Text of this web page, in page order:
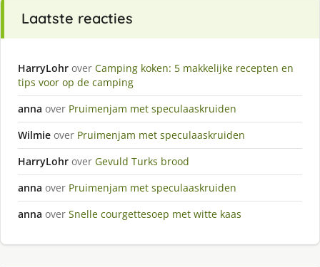
Laatste reacties
HarryLohr over Camping koken: 5 makkelijke recepten en
tips voor op de camping
anna over Pruimenjam met speculaaskruiden
Wilmie over Pruimenjam met speculaaskruiden
HarryLohr over Gevuld Turks brood
anna over Pruimenjam met speculaaskruiden
anna over Snelle courgettesoep met witte kaas